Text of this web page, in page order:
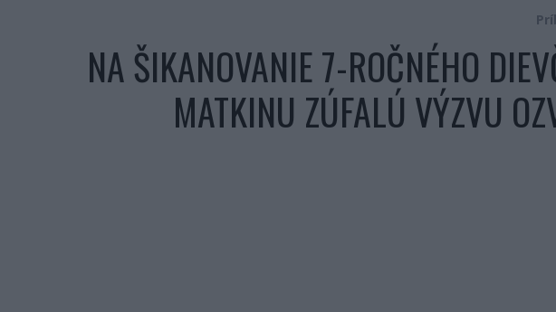
NA ŠIKANOVANIE 7-ROČNÉHO
MATKINU ZÚFALÚ VÝZVU